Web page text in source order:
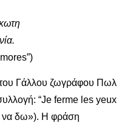
του Γάλλου ζωγράφου Πωλ
“Je ferme les yeux
να δω»). Η φράση